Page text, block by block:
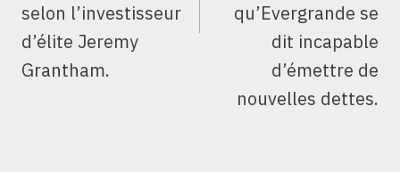
selon l’investisseur
d’élite Jeremy
Grantham.
qu’Evergrande se
dit incapable
d’émettre de
nouvelles dettes.